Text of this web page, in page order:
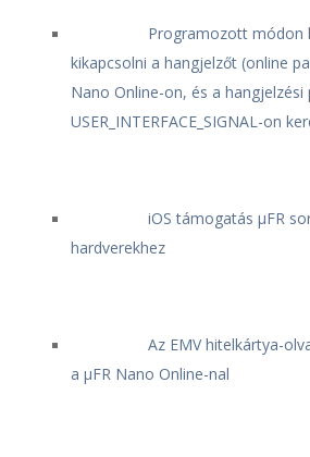
Programozott módon
kikapcsolni a hangjelzőt (online
Nano Online-on, és a hangjelzési
USER_INTERFACE_SIGNAL-on
iOS támogatás μFR
hardverekhez
Az EMV hitelkártya-
a μFR Nano Online-nal